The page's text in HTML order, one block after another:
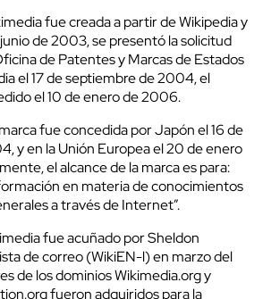
fue creada a partir de Wikipedia y
de 2003, se presentó la solicitud
de Patentes y Marcas de Estados
el 17 de septiembre de 2004, el
el 10 de enero de 2006.
fue concedida por Japón el 16 de
y en la Unión Europea el 20 de enero
el alcance de la marca es para:
en materia de conocimientos
a través de Internet”.
fue acuñado por Sheldon
de correo (WikiEN-l) en marzo del
de los dominios Wikimedia.org y
fueron adquiridos para la